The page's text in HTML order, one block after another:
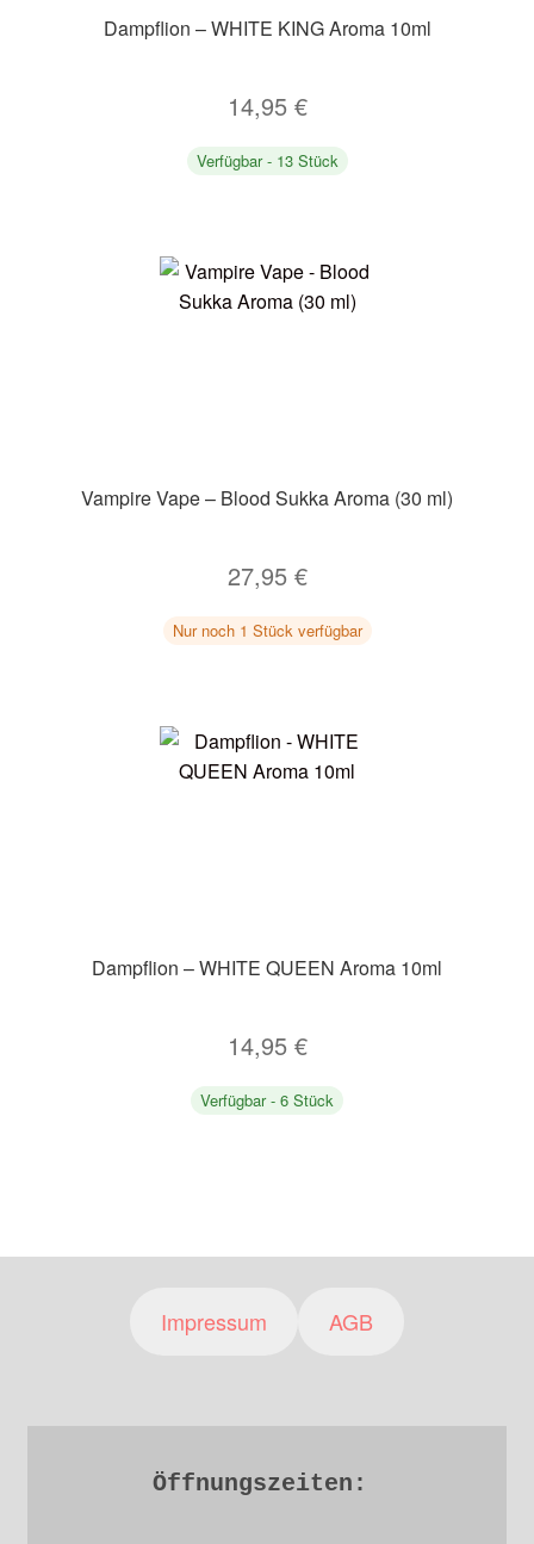
Dampflion – WHITE KING Aroma 10ml
14,95 €
Verfügbar - 13 Stück
Vampire Vape – Blood Sukka Aroma (30 ml)
27,95 €
Nur noch 1 Stück verfügbar
Dampflion – WHITE QUEEN Aroma 10ml
14,95 €
Verfügbar - 6 Stück
Impressum AGB
Öffnungszeiten: